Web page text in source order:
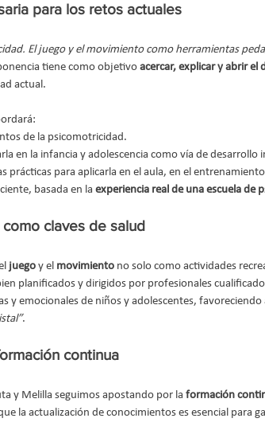
para los retos actuales
El juego y el movimiento como herramientas
tiene como objetivo acercar, explicar y abrir el
actual.
de la psicomotricidad.
en la infancia y adolescencia como vía de desarrollo
prácticas para aplicarla en el aula, en el
basada en la experiencia real de una escuela de
claves de salud
juego y el movimiento no solo como actividades
planificados y dirigidos por profesionales
y emocionales de niños y adolescentes,
.
continua
y Melilla seguimos apostando por la formación
la actualización de conocimientos es esencial para